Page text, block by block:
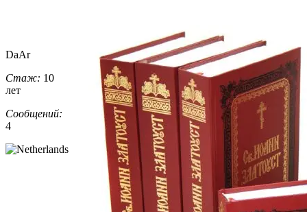
DaAr
Стаж: 10
лет
Сообщений:
4